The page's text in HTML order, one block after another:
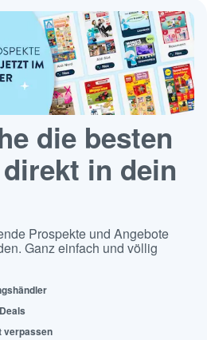
die besten
in dein
Prospekte und Angebote
Ganz einfach und völlig
verpassen